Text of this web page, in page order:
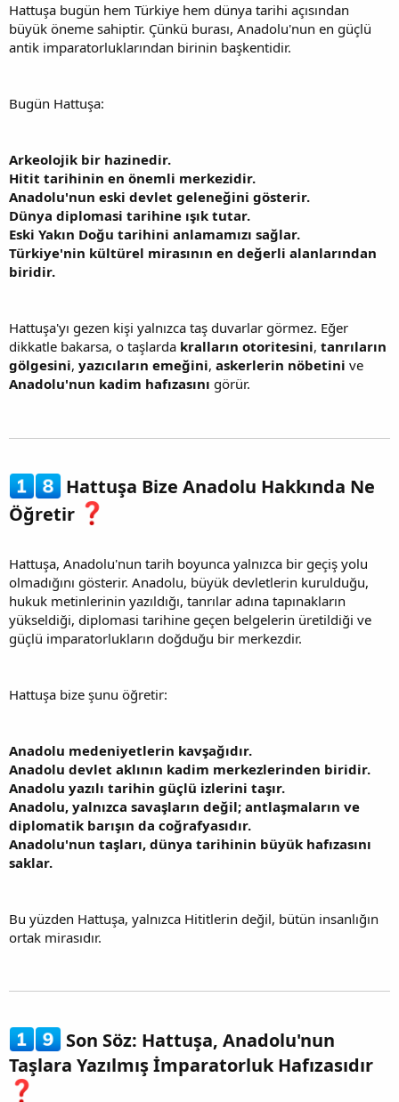
Hattuşa bugün hem Türkiye hem dünya tarihi açısından
büyük öneme sahiptir. Çünkü burası, Anadolu'nun en güçlü
antik imparatorluklarından birinin başkentidir.
Bugün Hattuşa:
Arkeolojik bir hazinedir.
Hitit tarihinin en önemli merkezidir.
Anadolu'nun eski devlet geleneğini gösterir.
Dünya diplomasi tarihine ışık tutar.
Eski Yakın Doğu tarihini anlamamızı sağlar.
Türkiye'nin kültürel mirasının en değerli alanlarından
biridir.
Hattuşa'yı gezen kişi yalnızca taş duvarlar görmez. Eğer
dikkatle bakarsa, o taşlarda kralların otoritesini, tanrıların
gölgesini, yazıcıların emeğini, askerlerin nöbetini ve
Anadolu'nun kadim hafızasını görür.
Hattuşa Bize Anadolu Hakkında Ne
Öğretir
Hattuşa, Anadolu'nun tarih boyunca yalnızca bir geçiş yolu
olmadığını gösterir. Anadolu, büyük devletlerin kurulduğu,
hukuk metinlerinin yazıldığı, tanrılar adına tapınakların
yükseldiği, diplomasi tarihine geçen belgelerin üretildiği ve
güçlü imparatorlukların doğduğu bir merkezdir.
Hattuşa bize şunu öğretir:
Anadolu medeniyetlerin kavşağıdır.
Anadolu devlet aklının kadim merkezlerinden biridir.
Anadolu yazılı tarihin güçlü izlerini taşır.
Anadolu, yalnızca savaşların değil; antlaşmaların ve
diplomatik barışın da coğrafyasıdır.
Anadolu'nun taşları, dünya tarihinin büyük hafızasını
saklar.
Bu yüzden Hattuşa, yalnızca Hititlerin değil, bütün insanlığın
ortak mirasıdır.
Son Söz: Hattuşa, Anadolu'nun
Taşlara Yazılmış İmparatorluk Hafızasıdır